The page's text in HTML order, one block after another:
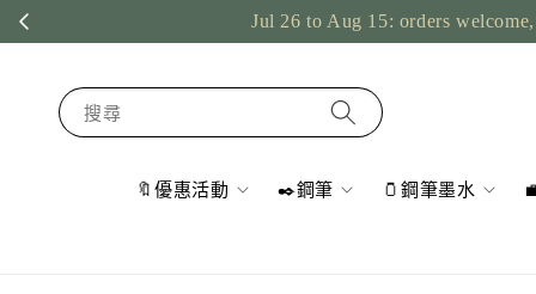
Jul 26 to Aug 15: orders
搜尋
🔖優惠活動 ✒️鋼筆 🫙鋼筆墨水